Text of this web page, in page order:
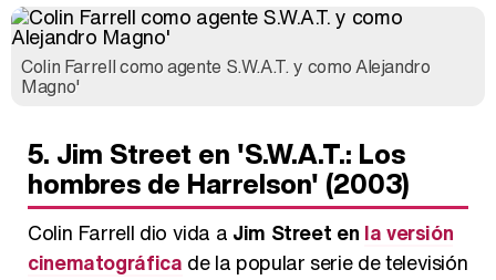
Colin Farrell como agente S.W.A.T. y como Alejandro
Magno'
5. Jim Street en 'S.W.A.T.: Los
hombres de Harrelson' (2003)
Colin Farrell dio vida a Jim Street en la versión
cinematográfica de la popular serie de televisión